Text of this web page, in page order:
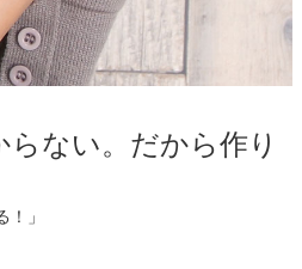
らない。だから作り
！」